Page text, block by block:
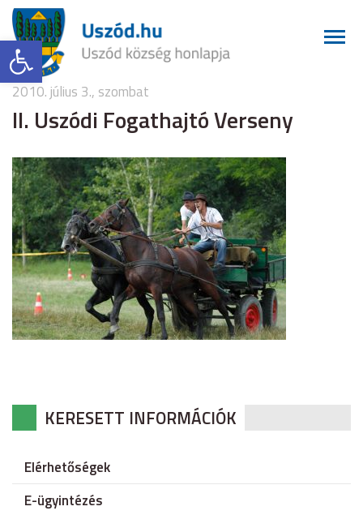
Eszköztár megnyitása
2010. július 3., szombat
II. Uszódi Fogathajtó Verseny
KERESETT INFORMÁCIÓK
Elérhetőségek
E-ügyintézés